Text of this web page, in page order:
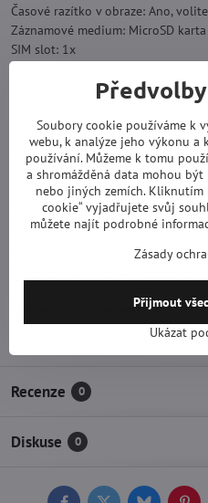
Časové razítko v obraze: Ano,
Záznamové medium: MicroSD
SIM slot: 1x
Napájení: 3x baterie 18650
Dobíjení: Pomocí adaptéru 5VDC
Doba provozu na baterie: 6-12
Provozní teplota: -20°C - 60°C
Rozměry kamery: 224x124x124mm
Rozměry panelu: 224x224mm
Hmotnost: 340g
Barva: Zelená s hnědou
Více z kategorie
Recenze 0
Diskuse 0
Soubory cookie používáme k
webu, k analýze jeho výkonu a
používání. Můžeme k tomu
a shromážděná data mohou být
nebo jiných zemích. Kliknutím
cookie“ vyjadřujete svůj
můžete najít podrobné
Zásady
Ukázat
Přijmout